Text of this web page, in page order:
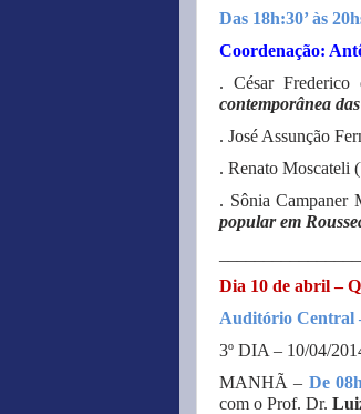
Das 18h:30’ às
Coordenação:
. César
contemporânea
. José Assunção
. Renato Moscateli
. Sônia Campaner
popular em
Dia 10 de abril –
Auditório Central
3º DIA – 10/04/
MANHÃ – De
com o Prof. Dr.